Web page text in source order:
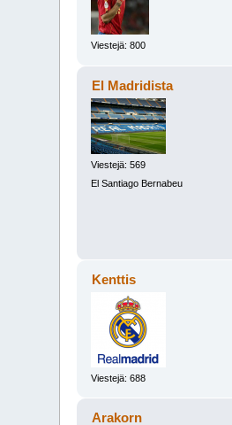
Viestejä: 800
El Madridista
Viestejä: 569
El Santiago Bernabeu
Kenttis
Viestejä: 688
Arakorn